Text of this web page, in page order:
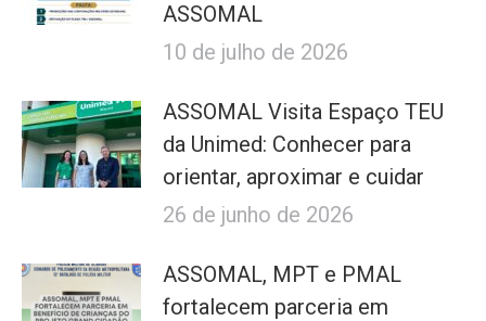
ASSOMAL
10 de julho de 2026
ASSOMAL Visita Espaço TEU
da Unimed: Conhecer para
orientar, aproximar e cuidar
26 de junho de 2026
ASSOMAL, MPT e PMAL
fortalecem parceria em